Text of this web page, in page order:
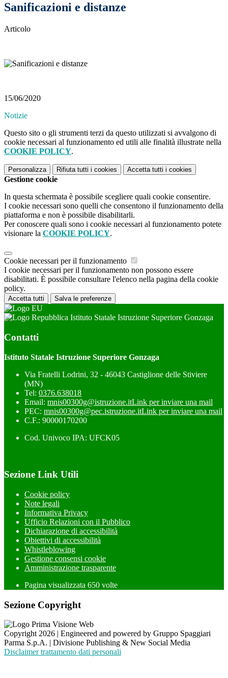
Sanificazioni e distanze
Articolo
15/06/2020
Notizie
Questo sito o gli strumenti terzi da questo utilizzati si avvalgono di
cookie necessari al funzionamento ed utili alle finalità illustrate nella
COOKIE POLICY.
Personalizza Rifiuta tutti i cookies Accetta tutti i cookies
Gestione cookie
In questa schermata è possibile scegliere quali cookie consentire.
I cookie necessari sono quelli che consentono il funzionamento della
piattaforma e non è possibile disabilitarli.
Per conoscere quali sono i cookie necessari al funzionamento potete
visionare la COOKIE POLICY.
Cookie necessari per il funzionamento
I cookie necessari per il funzionamento non possono essere
disabilitati. È possibile consultare l'elenco nella pagina della cookie
policy.
Accetta tutti Salva le preferenze
Istituto Statale Istruzione Superiore Gonzaga
Contatti
Istituto Statale Istruzione Superiore Gonzaga
Via Fratelli Lodrini, 32 - 46043 Castiglione delle Stiviere
(MN)
Tel: 0376.638018
Email: mnis00300g@istruzione.itLink per inviare una mail
PEC: mnis00300g@pec.istruzione.itLink per inviare una mail
C.F.: 90000170200
Cod. Univoco IPA: UFCK05
Sezione Link Utili
Cookie policy
Note legali
Informativa Privacy
Ufficio Relazioni con il Pubblico
Dichiarazione di accessibilità
Obiettivi di accessibilità
Whistleblowing
Gestione consensi cookie
Amministrazione trasparente
Pagina visualizzata 650 volte
Sezione Copyright
Copyright 2026 | Engineered and powered by Gruppo Spaggiari
Parma S.p.A. | Divisione Publishing & New Social Media
Disclaimer trattamento dati personali